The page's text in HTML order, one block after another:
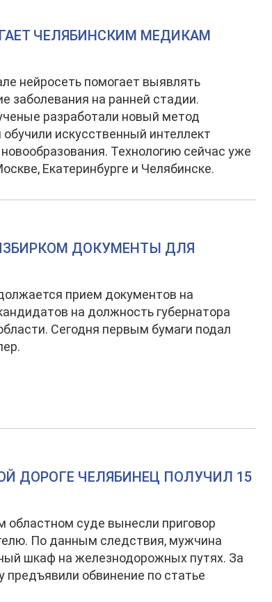
ЧЕЛЯБИНСКИМ МЕДИКАМ
нейросеть помогает выявлять
заболевания на ранней стадии.
разработали новый метод
обучили искусственный интеллект
Технологию сейчас уже
Екатеринбурге и Челябинске.
ДОКУМЕНТЫ ДЛЯ
прием документов на
на должность губернатора
Сегодня первым бумаги подал
ДОРОГЕ ЧЕЛЯБИНЕЦ ПОЛУЧИЛ 15
областном суде вынесли приговор
По данным следствия, мужчина
шкаф на железнодорожных путях. За
предъявили обвинение по статье